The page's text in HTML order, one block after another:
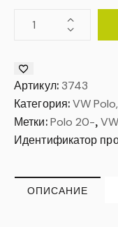
Артикул: 3743
Категория:VW
Метки: Polo 20-,
Идентификатор
ОПИСАНИЕ